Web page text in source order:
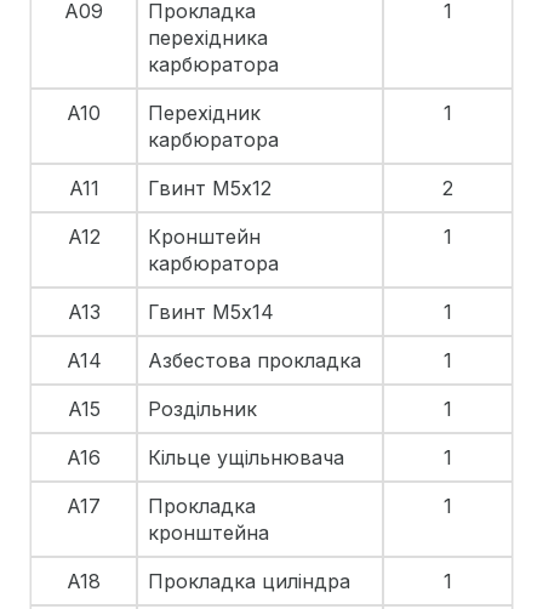
A09
Прокладка
перехідника
карбюратора
1
A10
Перехідник
карбюратора
1
A11 Гвинт М5х12
2
A12
Кронштейн
карбюратора
1
A13 Гвинт М5х14
1
A14
Азбестова прокладка
1
A15
Роздільник
1
A16
Кільце ущільнювача
1
A17
Прокладка
кронштейна
1
A18 Прокладка циліндра
1